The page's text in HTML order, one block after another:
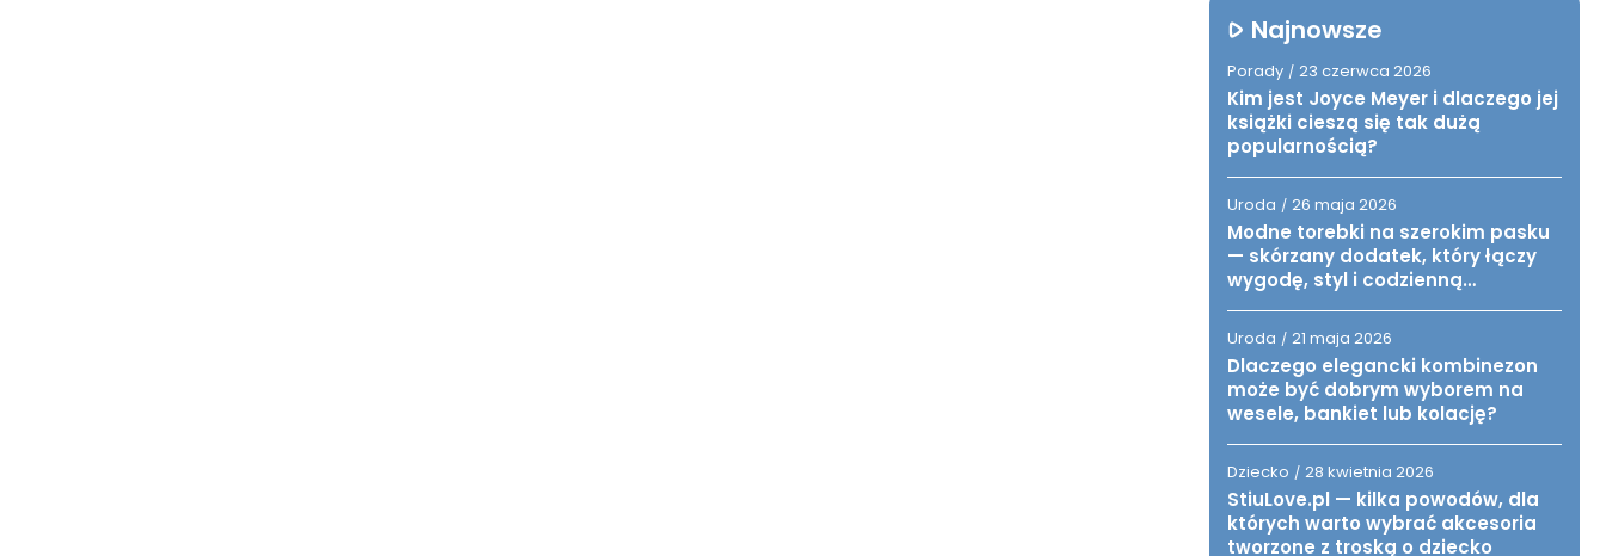
Najnowsze
Porady / 23 czerwca 2026
Kim jest Joyce Meyer i dlaczego jej
książki cieszą się tak dużą
popularnością?
Uroda / 26 maja 2026
Modne torebki na szerokim pasku
— skórzany dodatek, który łączy
wygodę, styl i codzienną
Uroda / 21 maja 2026
Dlaczego elegancki kombinezon
może być dobrym wyborem na
wesele, bankiet lub kolację?
Dziecko / 28 kwietnia 2026
StiuLove.pl — kilka powodów, dla
których warto wybrać akcesoria
tworzone z troską o dziecko